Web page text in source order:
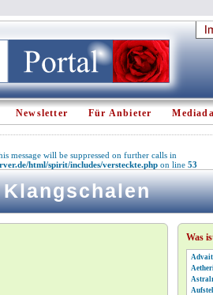
Newsletter Für Anbieter
message will be suppressed on further calls in
html/spirit/includes/versteckte.php on line 53
Klangschalen
Was